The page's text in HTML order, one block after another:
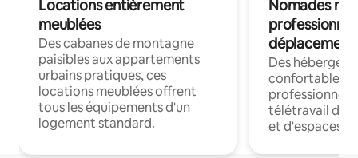
Locations entièrement
meublées
Des cabanes de montagne
paisibles aux appartements
urbains pratiques, ces
locations meublées offrent
tous les équipements d'un
logement standard.
Nomades
déplacement
Des
confortables
professionnels
télétravail
et d'espaces